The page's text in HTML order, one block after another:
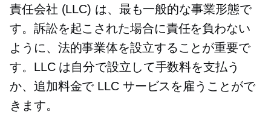
責任会社 (LLC) は、最も一般的な事業形態で
す。訴訟を起こされた場合に責任を負わない
ように、法的事業体を設立することが重要で
す。LLC は自分で設立して手数料を支払う
か、追加料金で LLC サービスを雇うことがで
きます。